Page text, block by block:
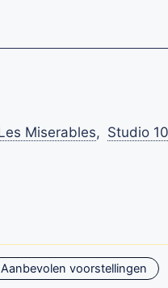
Miserables, Studio
voorstellingen